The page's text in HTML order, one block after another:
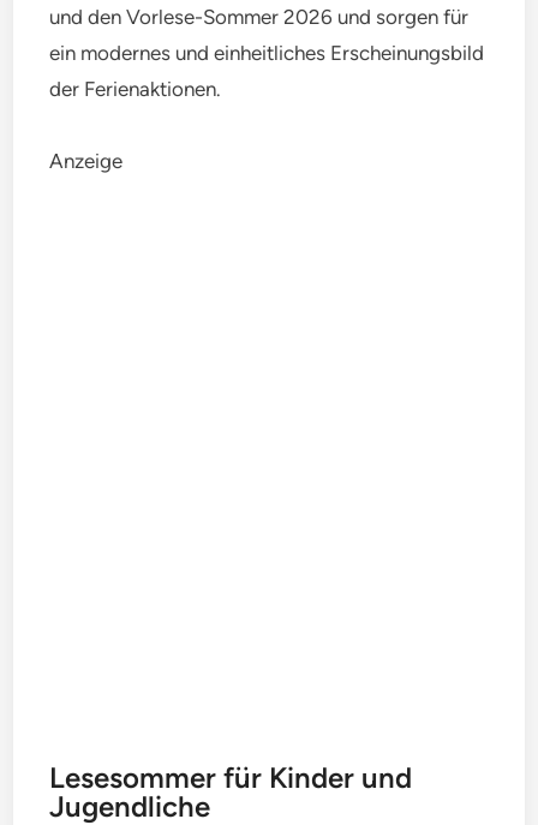
und den Vorlese-Sommer 2026 und sorgen für
ein modernes und einheitliches Erscheinungsbild
der Ferienaktionen.
Anzeige
Lesesommer für Kinder und
Jugendliche